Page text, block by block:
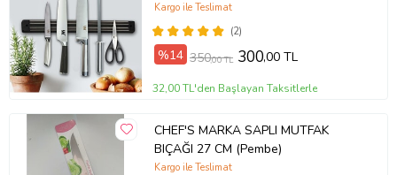
Ücretsiz Kargo
(2)
Kargo ile Teslimat
%14 350,00 TL 300,00 TL
32,00 TL'den Başlayan Taksitlerle
CHEF'S MARKA SAPLI MUTFAK
BIÇAĞI 27 CM (Pembe)
Kargo ile Teslimat